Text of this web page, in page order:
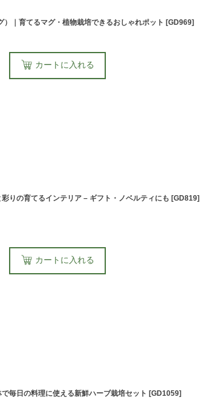
｜育てるマグ・植物栽培できるおしゃれポット [GD969]
カートに入れる
りの育てるインテリア – ギフト・ノベルティにも [GD819]
カートに入れる
毎日の料理に使える新鮮ハーブ栽培セット [GD1059]